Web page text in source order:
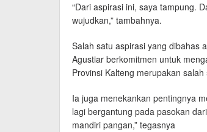
“Dari aspirasi ini, saya tampung.
wujudkan,” tambahnya.
Salah satu aspirasi yang dibahas
Agustiar berkomitmen untuk
Provinsi Kalteng merupakan
Ia juga menekankan pentingnya
lagi bergantung pada pasokan
mandiri pangan,” tegasnya